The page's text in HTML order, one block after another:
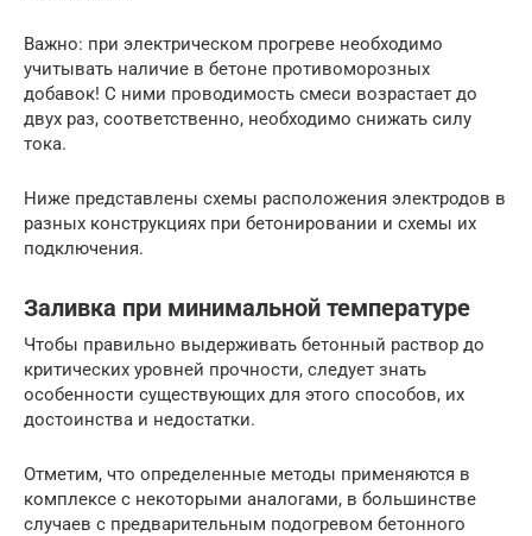
Важно: при электрическом прогреве необходимо
учитывать наличие в бетоне противоморозных
добавок! С ними проводимость смеси возрастает до
двух раз, соответственно, необходимо снижать силу
тока.
Ниже представлены схемы расположения электродов в
разных конструкциях при бетонировании и схемы их
подключения.
Заливка при минимальной температуре
Чтобы правильно выдерживать бетонный раствор до
критических уровней прочности, следует знать
особенности существующих для этого способов, их
достоинства и недостатки.
Отметим, что определенные методы применяются в
комплексе с некоторыми аналогами, в большинстве
случаев с предварительным подогревом бетонного